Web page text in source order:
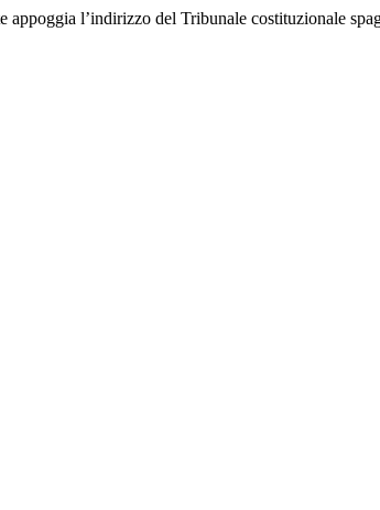
l’indirizzo del Tribunale costituzionale